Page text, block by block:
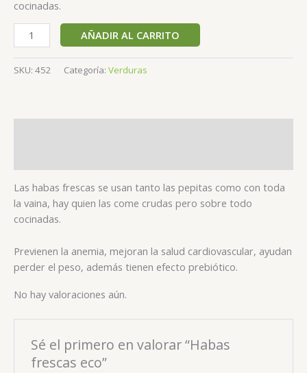
cocinadas.
AÑADIR AL CARRITO
SKU: 452 Categoría: Verduras
Las habas frescas se usan tanto las pepitas como con toda
la vaina, hay quien las come crudas pero sobre todo
cocinadas.
Previenen la anemia, mejoran la salud cardiovascular, ayudan
perder el peso, además tienen efecto prebiótico.
No hay valoraciones aún.
Sé el primero en valorar “Habas
frescas eco”